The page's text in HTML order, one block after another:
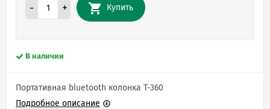
- + Купить
В наличии
Портативная bluetooth колонка T-360
Подробное описание